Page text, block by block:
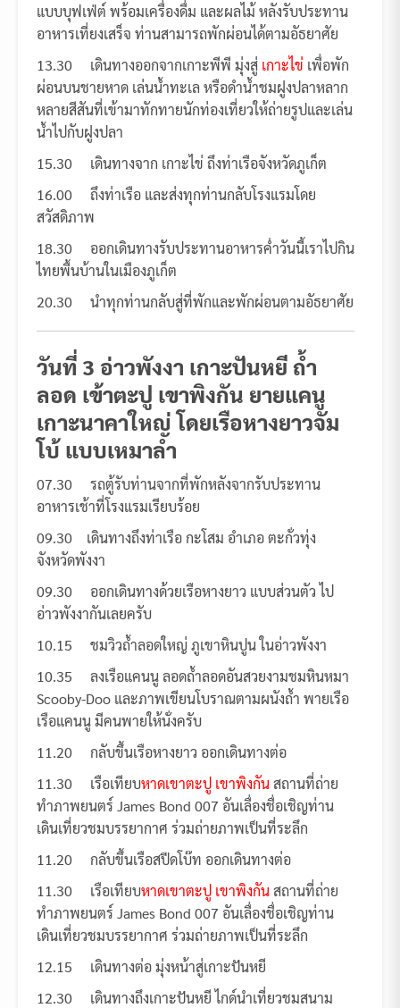
แบบบุฟเฟ่ต์ พร้อมเครื่องดื่ม และผลไม้ หลังรับประทาน
อาหารเที่ยงเสร็จ ท่านสามารถพักผ่อนได้ตามอัธยาศัย
13.30 เดินทางออกจากเกาะพีพี มุ่งสู่ เกาะไข่ เพื่อพัก
ผ่อนบนชายหาด เล่นน้ำทะเล หรือดำน้ำชมฝูงปลาหลาก
หลายสีสันที่เข้ามาทักทายนักท่องเที่ยวให้ถ่ายรูปและเล่น
น้ำไปกับฝูงปลา
15.30 เดินทางจาก เกาะไข่ ถึงท่าเรือจังหวัดภูเก็ต
16.00 ถึงท่าเรือ และส่งทุกท่านกลับโรงแรมโดย
สวัสดิภาพ
18.30 ออกเดินทางรับประทานอาหารค่ำวันนี้เราไปกิน
ไทยพื้นบ้านในเมืองภูเก็ต
20.30 นำทุกท่านกลับสู่ที่พักและพักผ่อนตามอัธยาศัย
วันที่ 3 อ่าวพังงา เกาะปันหยี ถ้ำ
ลอด เข้าตะปู เขาพิงกัน ยายแคนู
เกาะนาคาใหญ่ โดยเรือหางยาวจัม
โบ้ แบบเหมาลำ
07.30 รถตู้รับท่านจากที่พักหลังจากรับประทาน
อาหารเช้าที่โรงแรมเรียบร้อย
09.30 เดินทางถึงท่าเรือ กะโสม อำเภอ ตะกั่วทุ่ง
จังหวัดพังงา
09.30 ออกเดินทางด้วยเรือหางยาว แบบส่วนตัว ไป
อ่าวพังงากันเลยครับ
10.15 ชมวิวถ้ำลอดใหญ่ ภูเขาหินปูน ในอ่าวพังงา
10.35 ลงเรือแคนนู ลอดถ้ำลอดอันสวยงามชมหินหมา
Scooby-Doo และภาพเขียนโบราณตามผนังถ้ำ พายเรือ
เรือแคนนู มีคนพายให้นั่งครับ
11.20 กลับขึ้นเรือหางยาว ออกเดินทางต่อ
11.30 เรือเทียบหาดเขาตะปู เขาพิงกันสถานที่ถ่าย
ทำภาพยนตร์ James Bond 007 อันเลื่องชื่อเชิญท่าน
เดินเที่ยวชมบรรยากาศ ร่วมถ่ายภาพเป็นที่ระลึก
11.20 กลับขึ้นเรือสปีดโบ๊ท ออกเดินทางต่อ
11.30 เรือเทียบหาดเขาตะปู เขาพิงกันสถานที่ถ่าย
ทำภาพยนตร์ James Bond 007 อันเลื่องชื่อเชิญท่าน
เดินเที่ยวชมบรรยากาศ ร่วมถ่ายภาพเป็นที่ระลึก
12.15 เดินทางต่อ มุ่งหน้าสู่เกาะปันหยี
12.30 เดินทางถึงเกาะปันหยี ไกด์นำเที่ยวชมสนาม